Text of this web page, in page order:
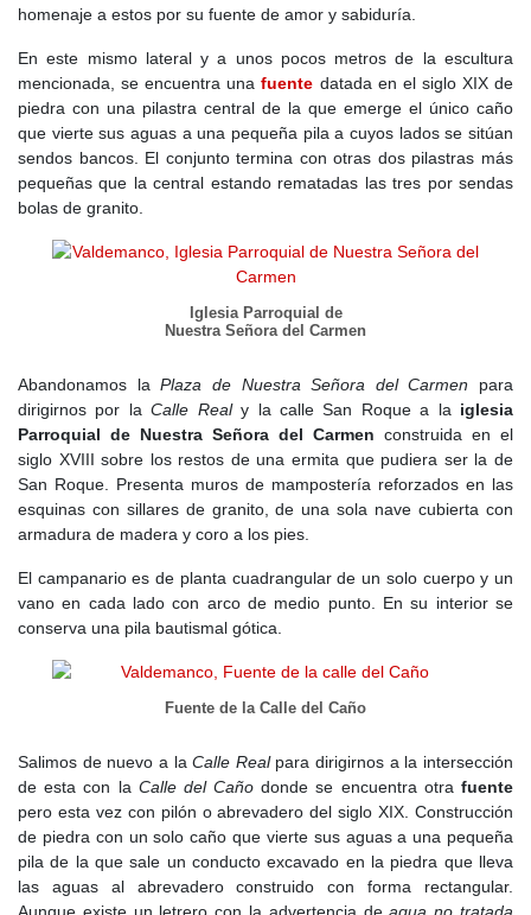
Toledo en 1085. La sierra, con su difícil orografía y su clima
que huían como para los cristianos que llegaban. Las aldeas
crecían en torno a caminos y pastizales, y Valdemanco no fue
una excepción. Su existencia todavía era incierta en este siglo,
pero su entorno ya formaba parte de la vasta red de
fortificaciones y atalayas que vigilaban el avance de las fronteras.
A lo largo delsiglo XII
región. Las aldeas de la sierra fueron otorgadas a comunidades
de villa y tierra como la de Segovia, organizadas en concejos que
protegían los derechos de los colonos. Se establecieron
privilegios para incentivar la repoblación y los montes de
Valdemanco comenzaron a llenarse de pastores y campesinos
pero los recursos naturales, como la piedra y la madera, ofrecían
un medio de vida a los recién llegados.
La iglesia comenzó a consolidarse como un poder fundamental
en la región, y es posible que en esta época ya existiera una
primitiva ermita o un lugar de culto vinculado a los primeros
repobladores cristianos. El sistema de aldeas dependientes de un
Valdemanco quedó ligado a esta villa como un anexo bajo su
jurisdicción.
cobraron importancia, conectando los pequeños pueblos con
lugares estratégicos como Buitrago y Lozoya. Es posible que en
población estable se hace cada vez más evidente, aunque sigue
sin aparecer en los documentos de la época.
El crecimiento de la villa de Segovia y su influencia en la
Comunidad de Villa y Tierra favoreció la organización de aldeas
como Valdemanco, que poco a poco iban adquiriendo su
homenaje a estos por su fuente de amor y sabiduría.
En este mismo lateral y a unos pocos metros de la escultura
mencionada, se encuentra unafuente datada en el siglo XIX de
piedra con una pilastra central de la que emerge el único caño
que vierte sus aguas a una pequeña pila a cuyos lados se sitúan
sendos bancos. El conjunto termina con otras dos pilastras más
pequeñas que la central estando rematadas las tres por sendas
bolas de granito.
Iglesia Parroquial de
Nuestra Señora del Carmen
Abandonamos laPlaza de Nuestra Señora del Carmen para
dirigirnos por laCalle Realy la calle San Roque a la iglesia
Parroquial de Nuestra Señora del Carmen construida en el
siglo XVIII sobre los restos de una ermita que pudiera ser la de
San Roque. Presenta muros de mampostería reforzados en las
esquinas con sillares de granito, de una sola nave cubierta con
armadura de madera y coro a los pies.
El campanario es de planta cuadrangular de un solo cuerpo y un
vano en cada lado con arco de medio punto. En su interior se
conserva una pila bautismal gótica.
Fuente de la Calle del Caño
Salimos de nuevo a laCalle Realpara dirigirnos a la intersección
de esta con la Calle del Caño donde se encuentra otrafuente
pero esta vez con pilón o abrevadero del siglo XIX. Construcción
de piedra con un solo caño que vierte sus aguas a una pequeña
pila de la que sale un conducto excavado en la piedra que lleva
las aguas al abrevadero construido con forma rectangular.